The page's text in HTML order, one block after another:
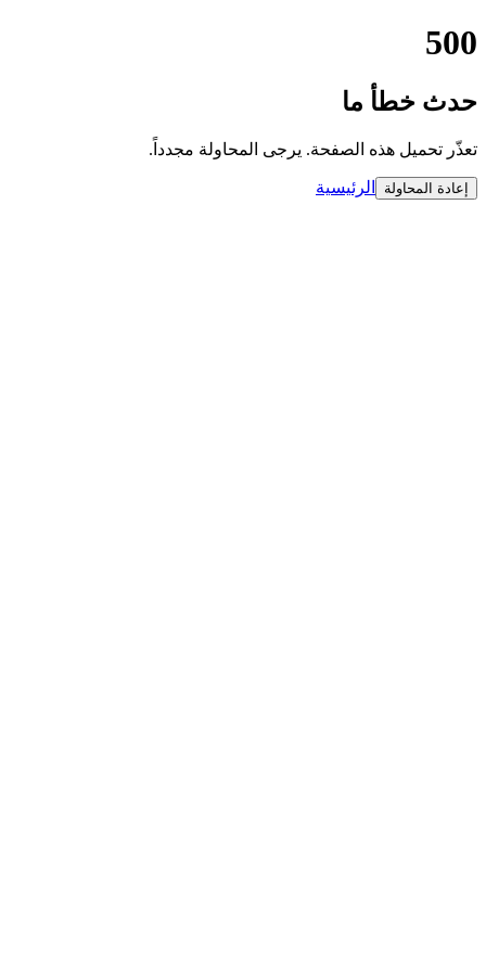
500
حدث خطأ ما
تعذّر تحميل هذه الصفحة. يرجى المحاولة مجدداً.
إعادة المحاولة الرئيسية